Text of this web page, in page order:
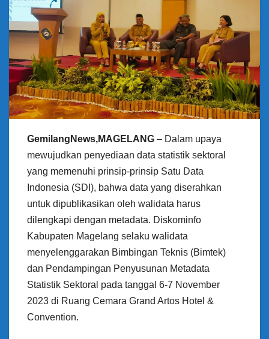
GemilangNews,MAGELANG – Dalam upaya
mewujudkan penyediaan data statistik sektoral
yang memenuhi prinsip-prinsip Satu Data
Indonesia (SDI), bahwa data yang diserahkan
untuk dipublikasikan oleh walidata harus
dilengkapi dengan metadata. Diskominfo
Kabupaten Magelang selaku walidata
menyelenggarakan Bimbingan Teknis (Bimtek)
dan Pendampingan Penyusunan Metadata
Statistik Sektoral pada tanggal 6-7 November
2023 di Ruang Cemara Grand Artos Hotel &
Convention.